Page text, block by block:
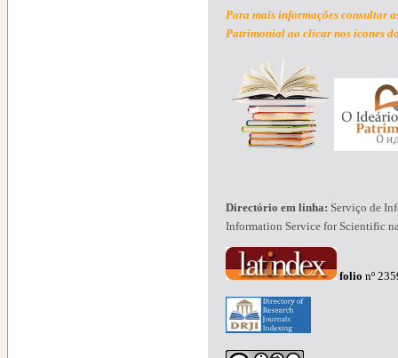
Para mais informações consultar
Patrimonial ao clicar nos ícones
Directório em linha: Serviço de
Information Service for Scientific
folio nº